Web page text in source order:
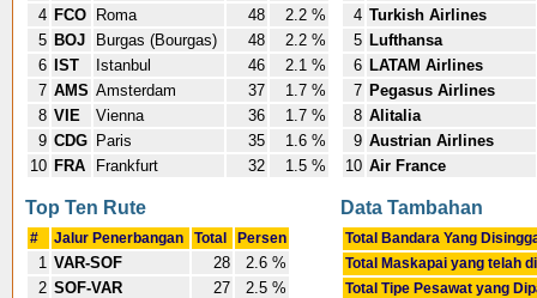
4 FCO Roma 48
2.2 %
5 BOJ Burgas (Bourgas) 48
2.2 %
6
IST Istanbul 46
2.1 %
7 AMS Amsterdam 37
1.7 %
8 VIE Vienna 36
1.7 %
9 CDG Paris 35
1.6 %
10 FRA Frankfurt 32 1.5 %
4 Turkish Airlines
5 Lufthansa
6 LATAM Airlines
7 Pegasus Airlines
8 Alitalia
9 Austrian Airlines
10 Air France
Top Ten Rute
# Jalur Penerbangan Total Persen
1 VAR-SOF 28
2.6 %
2 SOF-VAR 27
2.5 %
Data Tambahan
Total Bandara Yang
Total Maskapai yang telah
Total Tipe Pesawat yang